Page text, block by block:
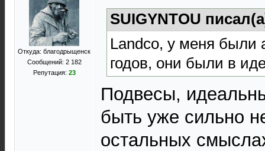
Откуда: благодрыщенск
Сообщений: 2 182
Репутация: 23
SUIGYNTOU
Landco, у меня были
годов, они были в
Подвесы,
быть уже сильно
остальных